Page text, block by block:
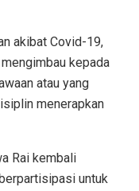
akibat Covid-19,
kepada
atau yang
menerapkan
Rai kembali
untuk